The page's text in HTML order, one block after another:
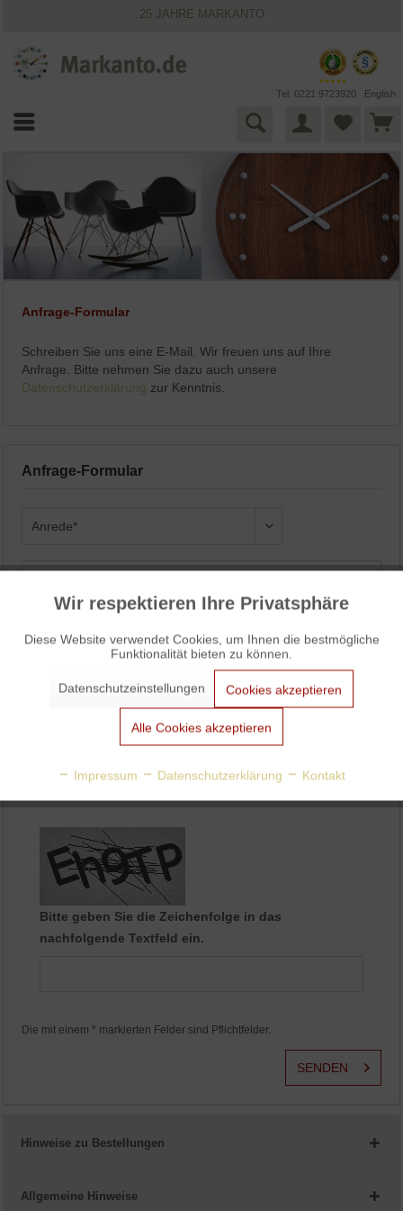
25 JAHRE MARKANTO
VIELFÄLTIGE ZAHLUNGSMÖGLICHKEITEN
Tel. 0221 9723920 English
Anfrage-Formular
Schreiben Sie uns eine E-Mail. Wir freuen uns auf Ihre
Anfrage. Bitte nehmen Sie dazu auch unsere
Datenschutzerklärung zur Kenntnis.
Anfrage-Formular
Bitte geben Sie die Zeichenfolge in das
nachfolgende Textfeld ein.
Die mit einem * markierten Felder sind Pflichtfelder.
SENDEN
Hinweise zu Bestellungen
Allgemeine Hinweise
Funktionale Aktiv
Aktiv
Aktiv
Personalisierung
Wir respektieren Ihre Privatsphäre
Diese Website verwendet Cookies, um Ihnen die bestmögliche
Funktionalität bieten zu können.
Datenschutzeinstellungen Cookies akzeptieren
Alle Cookies akzeptieren
Impressum Datenschutzerklärung Kontakt